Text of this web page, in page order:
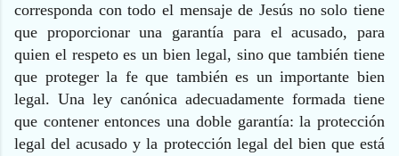
corresponda con todo el mensaje de Jesús no solo tiene
que proporcionar una garantía para el acusado, para
quien el respeto es un bien legal, sino que también tiene
que proteger la fe que también es un importante bien
legal. Una ley canónica adecuadamente formada tiene
que contener entonces una doble garantía: la protección
legal del acusado y la protección legal del bien que está